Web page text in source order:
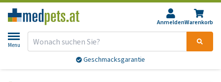
AnmeldenWarenkorb
Menu
Geschmacksgarantie